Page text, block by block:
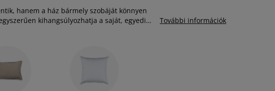
hanem a ház bármely szobáját könnyen
kihangsúlyozhatja a saját, egyedi
További információk